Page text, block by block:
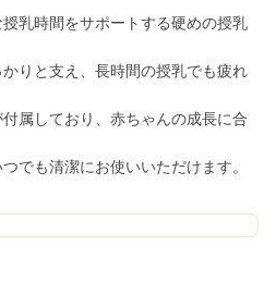
乳時間をサポートする硬めの授乳
りと支え、長時間の授乳でも疲れ
属しており、赤ちゃんの成長に合
でも清潔にお使いいただけます。